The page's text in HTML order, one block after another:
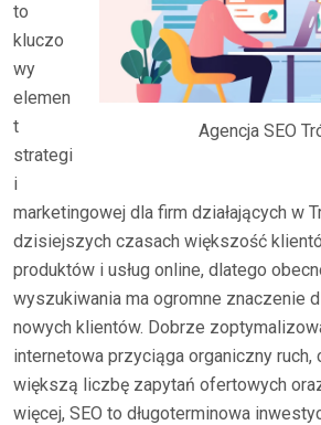
Agencja SEO
to
kluczo
wy
elemen
t
strategi
i
marketingowej dla firm działających w
dzisiejszych czasach większość
produktów i usług online, dlatego
wyszukiwania ma ogromne znaczenie
nowych klientów. Dobrze
internetowa przyciąga organiczny ruch,
większą liczbę zapytań ofertowych
więcej, SEO to długoterminowa